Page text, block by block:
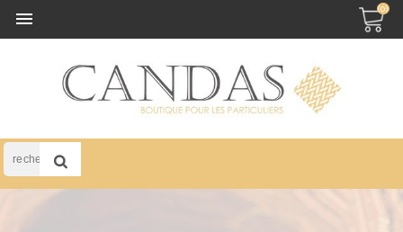
 (0)